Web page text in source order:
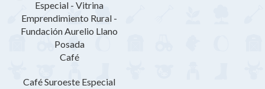
Café
Café Suroeste Especial